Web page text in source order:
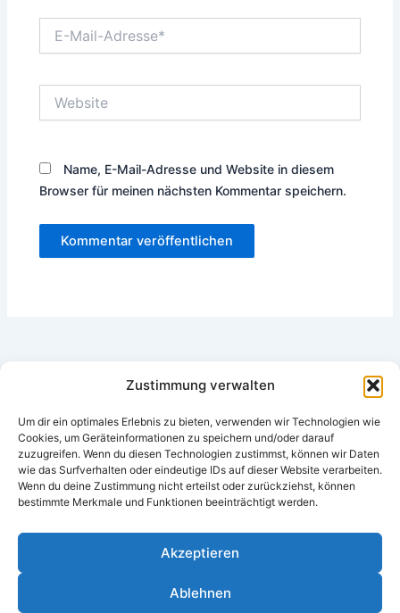
Zustimmung verwalten
Um dir ein optimales Erlebnis zu bieten, verwenden wir Technologien wie
Cookies, um Geräteinformationen zu speichern und/oder darauf
zuzugreifen. Wenn du diesen Technologien zustimmst, können wir Daten
wie das Surfverhalten oder eindeutige IDs auf dieser Website verarbeiten.
Wenn du deine Zustimmung nicht erteilst oder zurückziehst, können
bestimmte Merkmale und Funktionen beeinträchtigt werden.
Akzeptieren
Ablehnen
Mail-
Name, E-Mail-Adresse und Website in diesem
Browser für meinen nächsten Kommentar speichern.
Impressum
Datenschutzerklärung
Cookie-Richtlinie (EU)